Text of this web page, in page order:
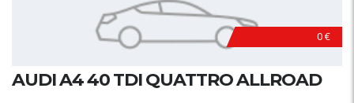
0 €
AUDI A4 40 TDI QUATTRO ALLROAD